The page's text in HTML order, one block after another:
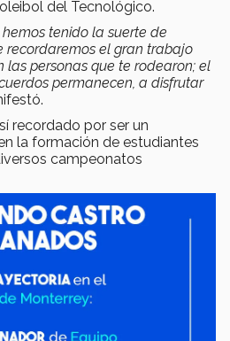
del Tecnológico.
tenido la suerte de
recordaremos el gran trabajo
personas que te rodearon; el
permanecen, a disfrutar
recordado por ser un
la formación de estudiantes
campeonatos